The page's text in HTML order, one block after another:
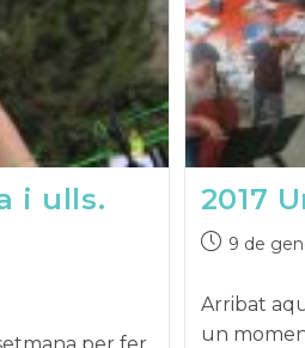
i ulls.
per fer
2017
Publicat
9 de
Arribat
un